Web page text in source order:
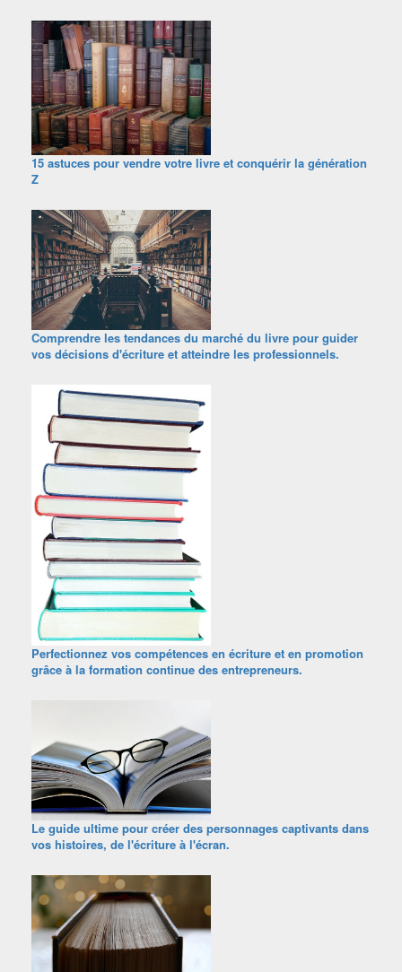
15 astuces pour vendre votre livre et conquérir la génération
Z
Comprendre les tendances du marché du livre pour guider
vos décisions d'écriture et atteindre les professionnels.
Perfectionnez vos compétences en écriture et en promotion
grâce à la formation continue des entrepreneurs.
Le guide ultime pour créer des personnages captivants dans
vos histoires, de l'écriture à l'écran.